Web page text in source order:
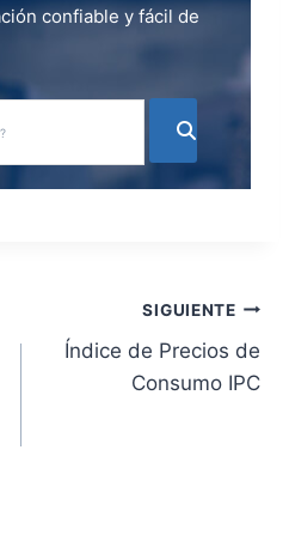
confiable y fácil de
SIGUIENTE
Índice de Precios de
Consumo IPC